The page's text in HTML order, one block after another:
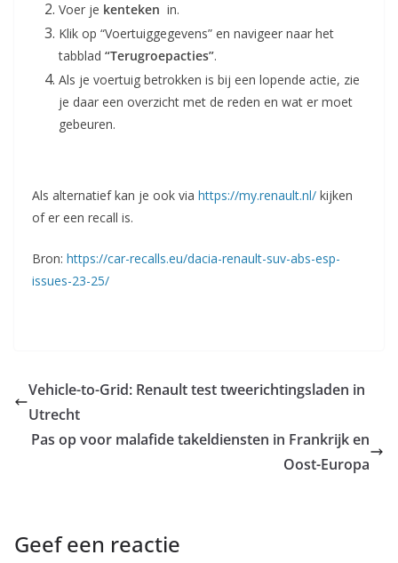
Voer je kenteken in.
Klik op “Voertuiggegevens” en navigeer naar het
tabblad “Terugroepacties”.
Als je voertuig betrokken is bij een lopende actie, zie
je daar een overzicht met de reden en wat er moet
gebeuren.
Als alternatief kan je ook via https://my.renault.nl/ kijken
of er een recall is.
Bron: https://car-recalls.eu/dacia-renault-suv-abs-esp-
issues-23-25/
Vehicle-to-Grid: Renault test tweerichtingsladen in
Utrecht
Pas op voor malafide takeldiensten in Frankrijk en
Oost-Europa
Geef een reactie